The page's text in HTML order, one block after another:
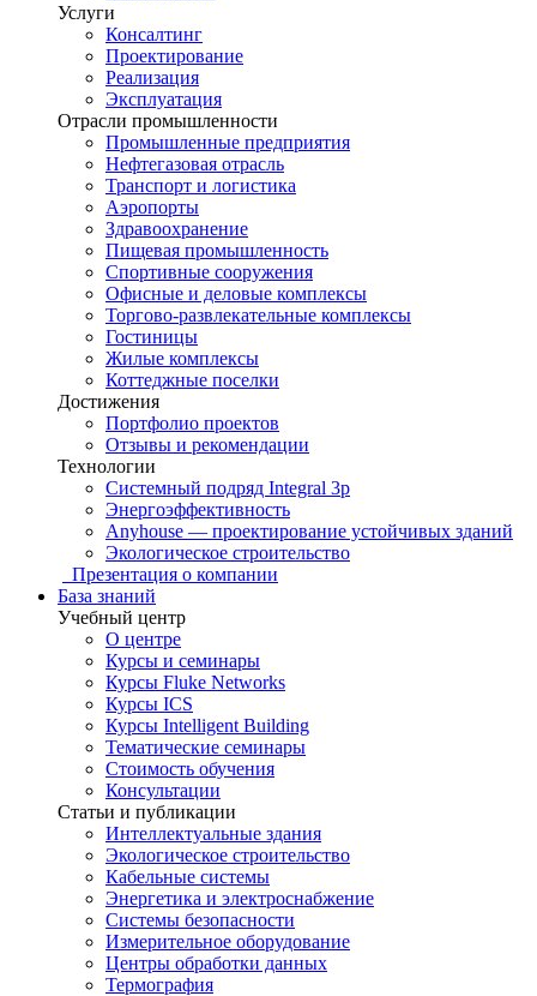
Услуги
Консалтинг
Проектирование
Реализация
Эксплуатация
Отрасли промышленности
Промышленные предприятия
Нефтегазовая отрасль
Транспорт и логистика
Аэропорты
Здравоохранение
Пищевая промышленность
Спортивные сооружения
Офисные и деловые комплексы
Торгово-развлекательные комплексы
Гостиницы
Жилые комплексы
Коттеджные поселки
Достижения
Портфолио проектов
Отзывы и рекомендации
Технологии
Системный подряд Integral 3p
Энергоэффективность
Anyhouse — проектирование устойчивых зданий
Экологическое строительство
Презентация о компании
База знаний
Учебный центр
О центре
Курсы и семинары
Курсы Fluke Networks
Курсы ICS
Курсы Intelligent Building
Тематические семинары
Стоимость обучения
Консультации
Статьи и публикации
Интеллектуальные здания
Экологическое строительство
Кабельные системы
Энергетика и электроснабжение
Системы безопасности
Измерительное оборудование
Центры обработки данных
Термография